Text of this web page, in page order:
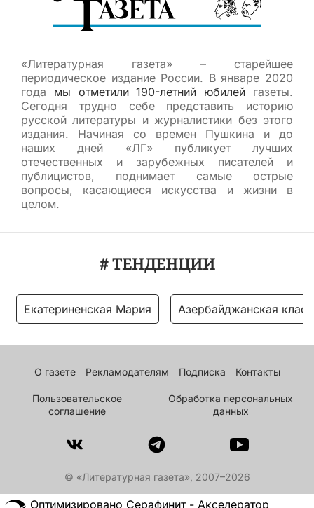
«Литературная газета» – старейшее
периодическое издание России. В январе 2020
года мы отметили 190-летний юбилей газеты.
Сегодня трудно себе представить историю
русской литературы и журналистики без этого
издания. Начиная со времен Пушкина и до
наших дней «ЛГ» публикует лучших
отечественных и зарубежных писателей и
публицистов, поднимает самые острые
вопросы, касающиеся искусства и жизни в
целом.
# ТЕНДЕНЦИИ
Екатериненская Мария Азербайджанская
О газете Рекламодателям Подписка Контакты
Пользовательское
соглашение
Обработка персональных
данных
© «Литературная газета», 2007–2026
Оптимизировано Серафинит - Акселератор